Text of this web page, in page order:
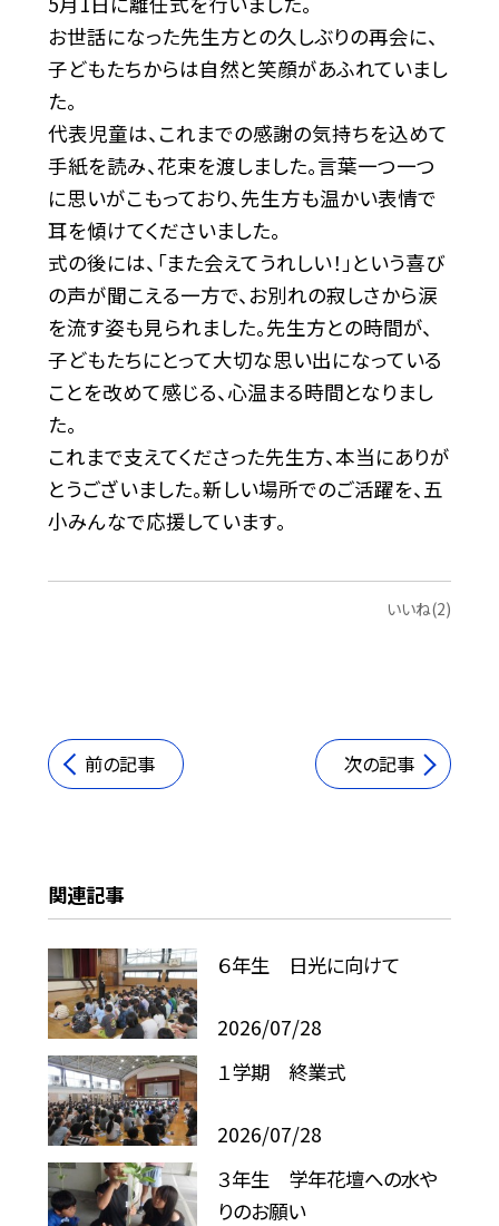
お世話になった先生方との久しぶりの再会に、
子どもたちからは自然と笑顔があふれていまし
た。
代表児童は、これまでの感謝の気持ちを込めて
手紙を読み、花束を渡しました。言葉一つ一つ
に思いがこもっており、先生方も温かい表情で
耳を傾けてくださいました。
式の後には、「また会えてうれしい！」という喜び
の声が聞こえる一方で、お別れの寂しさから涙
を流す姿も見られました。先生方との時間が、
子どもたちにとって大切な思い出になっている
ことを改めて感じる、心温まる時間となりまし
た。
これまで支えてくださった先生方、本当にありが
とうございました。新しい場所でのご活躍を、五
小みんなで応援しています。
いいね(2)
前の記事 次の記事
関連記事
６年生 日光に向けて
2026/07/28
１学期 終業式
2026/07/28
３年生 学年花壇への水や
りのお願い